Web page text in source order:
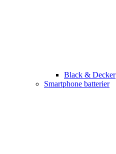
Black & Decker
Smartphone batterier